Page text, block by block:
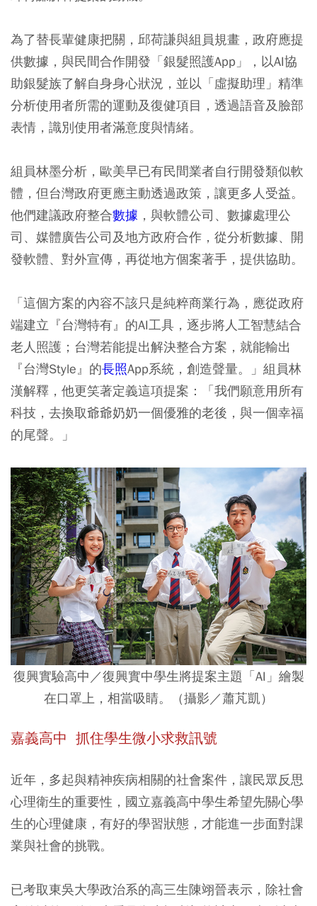
為了替長輩健康把關，邱荷謙與組員規畫，政府應提
供數據，與民間合作開發「銀髮照護App」，以AI協
助銀髮族了解自身身心狀況，並以「虛擬助理」精準
分析使用者所需的運動及復健項目，透過語音及臉部
表情，識別使用者滿意度與情緒。
組員林墨分析，歐美早已有民間業者自行開發類似軟
體，但台灣政府更應主動透過政策，讓更多人受益。
他們建議政府整合數據 ，與軟體公司、數據處理公
司、媒體廣告公司及地方政府合作，從分析數據、開
發軟體、對外宣傳，再從地方個案著手，提供協助。
「這個方案的內容不該只是純粹商業行為，應從政府
端建立『台灣特有』的AI工具，逐步將人工智慧結合
老人照護；台灣若能提出解決整合方案，就能輸出
『台灣Style』的長照App系統，創造聲量。」組員林
漢解釋，他更笑著定義這項提案：「我們願意用所有
科技，去換取爺爺奶奶一個優雅的老後，與一個幸福
的尾聲。」
復興實驗高中／復興實中學生將提案主題「AI」繪製
在口罩上，相當吸睛。（攝影／蕭芃凱）
嘉義高中 抓住學生微小求救訊號
近年，多起與精神疾病相關的社會案件，讓民眾反思
心理衛生的重要性，國立嘉義高中學生希望先關心學
生的心理健康，有好的學習狀態，才能進一步面對課
業與社會的挑戰。
已考取東吳大學政治系的高三生陳翊晉表示，除社會